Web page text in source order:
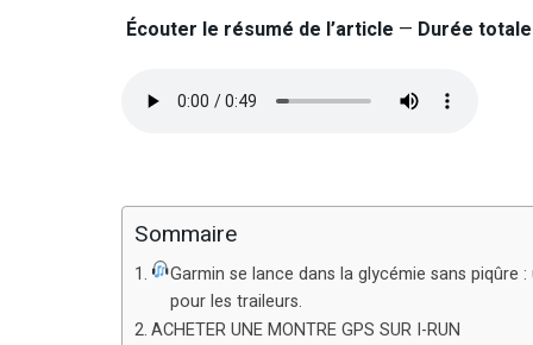
Écouter le résumé de l’article — Durée
Sommaire
Garmin se lance dans la glycémie sans
pour les traileurs.
ACHETER UNE MONTRE GPS SUR I-RUN